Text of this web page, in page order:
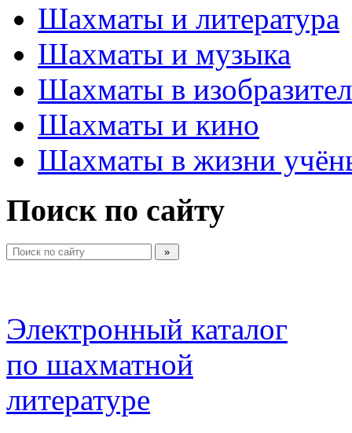
Шахматы и литература
Шахматы и музыка
Шахматы в
Шахматы и кино
Шахматы в жизни
Поиск по сайту
Электронный каталог
по шахматной
литературе